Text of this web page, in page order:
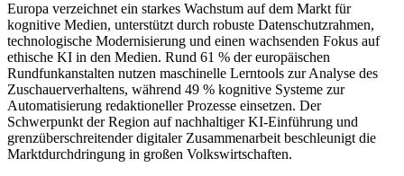
Europa verzeichnet ein starkes Wachstum auf dem Markt für
kognitive Medien, unterstützt durch robuste Datenschutzrahmen,
technologische Modernisierung und einen wachsenden Fokus auf
ethische KI in den Medien. Rund 61 % der europäischen
Rundfunkanstalten nutzen maschinelle Lerntools zur Analyse des
Zuschauerverhaltens, während 49 % kognitive Systeme zur
Automatisierung redaktioneller Prozesse einsetzen. Der
Schwerpunkt der Region auf nachhaltiger KI-Einführung und
grenzüberschreitender digitaler Zusammenarbeit beschleunigt die
Marktdurchdringung in großen Volkswirtschaften.